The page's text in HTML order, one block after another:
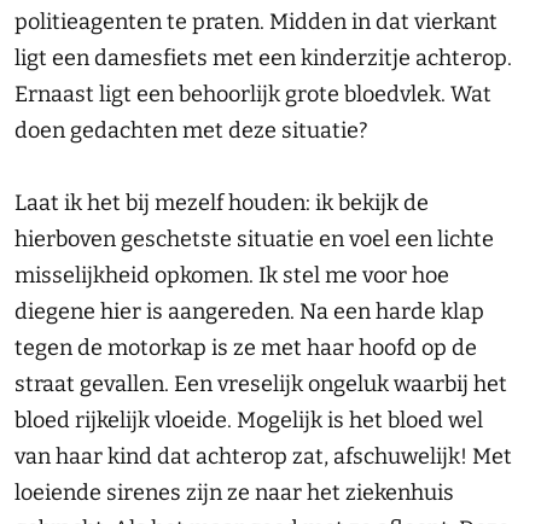
politieagenten te praten. Midden in dat vierkant
ligt een damesfiets met een kinderzitje achterop.
Ernaast ligt een behoorlijk grote bloedvlek. Wat
doen gedachten met deze situatie?
Laat ik het bij mezelf houden: ik bekijk de
hierboven geschetste situatie en voel een lichte
misselijkheid opkomen. Ik stel me voor hoe
diegene hier is aangereden. Na een harde klap
tegen de motorkap is ze met haar hoofd op de
straat gevallen. Een vreselijk ongeluk waarbij het
bloed rijkelijk vloeide. Mogelijk is het bloed wel
van haar kind dat achterop zat, afschuwelijk! Met
loeiende sirenes zijn ze naar het ziekenhuis